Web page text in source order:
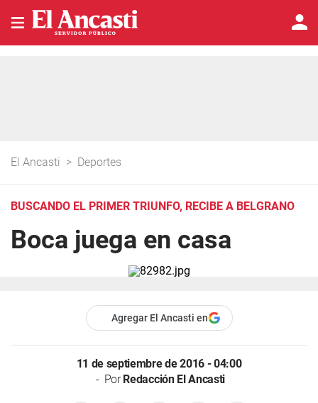
El Ancasti > Deportes
BUSCANDO EL PRIMER TRIUNFO, RECIBE A BELGRANO
Boca juega en casa
Agregar El Ancasti en
11 de septiembre de 2016 - 04:00
PorRedacción El Ancasti